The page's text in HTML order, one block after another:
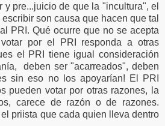
y pre...juicio de que la "incultura", el
son causa que hacen que tal
PRI. Qué ocurre que no se acepta
por el PRI responda a otras
el PRI tiene igual consideración
deben ser "acarreados", deben
sin eso no los apoyarían! El PRI
pueden votar por otras razones, la
carece de razón o de razones.
priista que cada quien lleva dentro